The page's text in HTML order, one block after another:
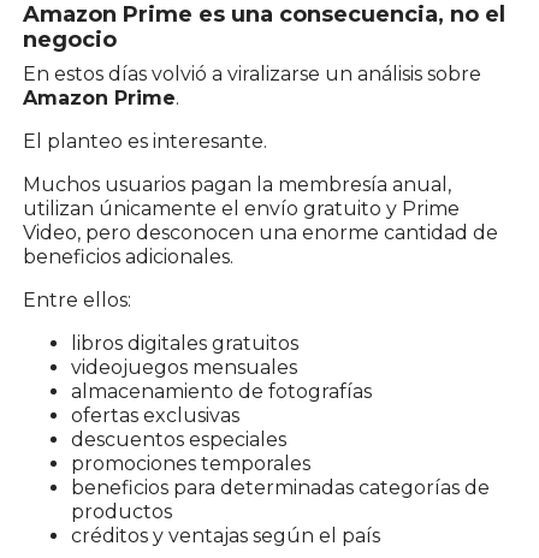
Amazon Prime es una consecuencia, no el
negocio
En estos días volvió a viralizarse un análisis sobre
Amazon Prime.
El planteo es interesante.
Muchos usuarios pagan la membresía anual,
utilizan únicamente el envío gratuito y Prime
Video, pero desconocen una enorme cantidad de
beneficios adicionales.
Entre ellos:
libros digitales gratuitos
videojuegos mensuales
almacenamiento de fotografías
ofertas exclusivas
descuentos especiales
promociones temporales
beneficios para determinadas categorías de
productos
créditos y ventajas según el país